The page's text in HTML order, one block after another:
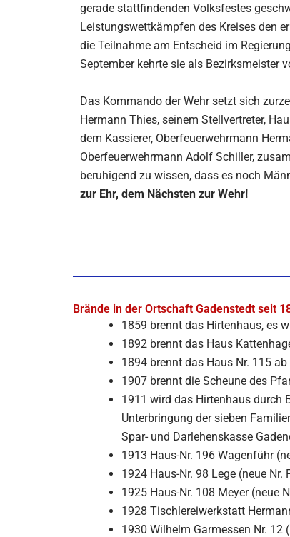
gerade stattfindenden Volksfestes
Leistungswettkämpfen des Kreises den
die Teilnahme am Entscheid im
September kehrte sie als Bezirksmeister
Das Kommando der Wehr setzt sich
Hermann Thies, seinem Stellvertreter,
dem Kassierer, Oberfeuerwehrmann
Oberfeuerwehrmann Adolf Schiller,
beruhigend zu wissen, dass es noch
zur Ehr, dem Nächsten zur Wehr!
Brände in der Ortschaft Gadenstedt seit
1859 brennt das Hirtenhaus, es
1892 brennt das Haus
1894 brennt das Haus Nr. 115 ab
1907 brennt die Scheune des
1911 wird das Hirtenhaus durch
Unterbringung der sieben
Spar- und Darlehenskasse
1913 Haus-Nr. 196 Wagenführ
1924 Haus-Nr. 98 Lege (neue Nr.
1925 Haus-Nr. 108 Meyer (neue
1928 Tischlereiwerkstatt
1930 Wilhelm Garmessen Nr. 12